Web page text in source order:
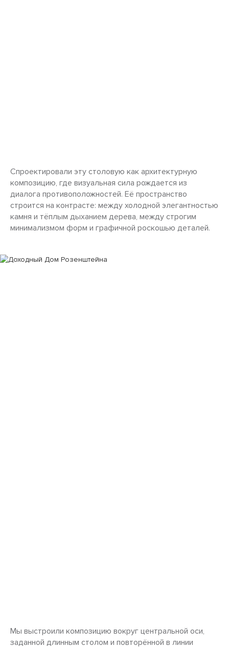
Спроектировали эту столовую как архитектурную
композицию, где визуальная сила рождается из
диалога противоположностей. Её пространство
строится на контрасте: между холодной элегантностью
камня и тёплым дыханием дерева, между строгим
минимализмом форм и графичной роскошью деталей.
Мы выстроили композицию вокруг центральной оси,
заданной длинным столом и повторённой в линии